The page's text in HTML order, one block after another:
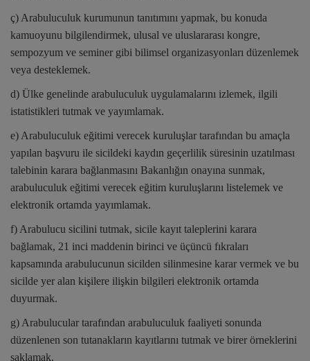
ç) Arabuluculuk kurumunun tanıtımını yapmak, bu konuda
kamuoyunu bilgilendirmek, ulusal ve uluslararası kongre,
sempozyum ve seminer gibi bilimsel organizasyonları düzenlemek
veya desteklemek.
d) Ülke genelinde arabuluculuk uygulamalarını izlemek, ilgili
istatistikleri tutmak ve yayımlamak.
e) Arabuluculuk eğitimi verecek kuruluşlar tarafından bu amaçla
yapılan başvuru ile sicildeki kaydın geçerlilik süresinin uzatılması
talebinin karara bağlanmasını Bakanlığın onayına sunmak,
arabuluculuk eğitimi verecek eğitim kuruluşlarını listelemek ve
elektronik ortamda yayımlamak.
f) Arabulucu sicilini tutmak, sicile kayıt taleplerini karara
bağlamak, 21 inci maddenin birinci ve üçüncü fıkraları
kapsamında arabulucunun sicilden silinmesine karar vermek ve bu
sicilde yer alan kişilere ilişkin bilgileri elektronik ortamda
duyurmak.
g) Arabulucular tarafından arabuluculuk faaliyeti sonunda
düzenlenen son tutanakların kayıtlarını tutmak ve birer örneklerini
saklamak.